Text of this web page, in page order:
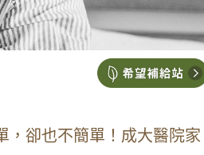
，卻也不簡單！成大醫院家